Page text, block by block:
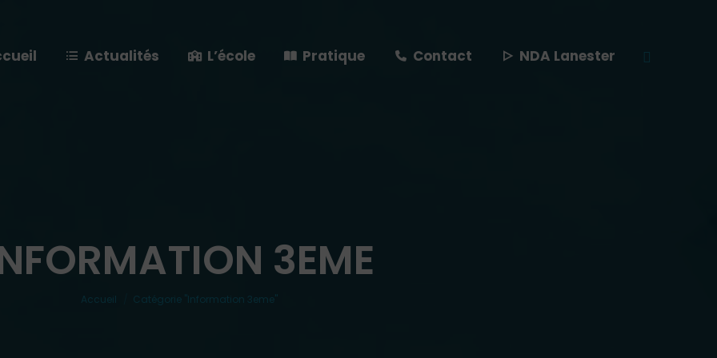
Actualités L’école Pratique Contact NDA Lanester
Recherche
3EME
Vous êtes ici :
Accueil Catégorie "Information 3eme"